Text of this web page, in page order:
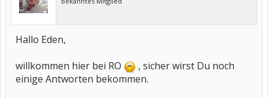
Hallo Eden,
willkommen hier bei RO
, sicher wirst Du noch
einige Antworten bekommen.